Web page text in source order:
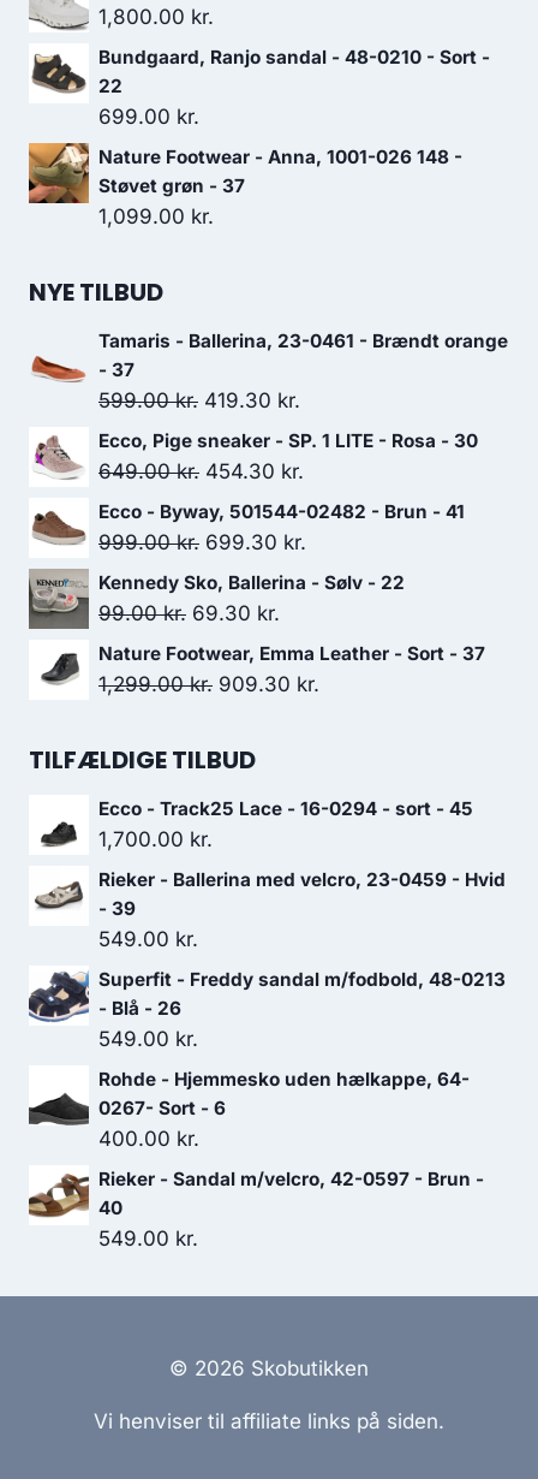
1,800.00 kr.
Bundgaard, Ranjo sandal - 48-0210 - Sort -
22
699.00 kr.
Nature Footwear - Anna, 1001-026 148 -
Støvet grøn - 37
1,099.00 kr.
NYE TILBUD
Tamaris - Ballerina, 23-0461 - Brændt orange
- 37
599.00kr. Den
oprindelige
pris
599.00 kr..
419.30 kr.
aktuelle
Ecco, Pige sneaker - SP. 1 LITE - Rosa - 30
649.00kr. Den
oprindelige
pris
649.00 kr..
454.30 kr.
aktuelle
Ecco - Byway, 501544-02482 - Brun - 41
999.00kr. Den
oprindelige
pris
999.00 kr..
699.30 kr.
aktuelle
Kennedy Sko, Ballerina - Sølv - 22
99.00kr. Den
oprindelige
pris
69.30 kr.
aktuelle
pris
Nature Footwear, Emma Leather - Sort - 37
1,299.00kr. Den
pris
1,299.00 kr..
909.30 kr.
909.30 kr..
TILFÆLDIGE TILBUD
Ecco - Track25 Lace - 16-0294 - sort - 45
1,700.00 kr.
Rieker - Ballerina med velcro, 23-0459 - Hvid
- 39
549.00 kr.
Superfit - Freddy sandal m/fodbold, 48-0213
- Blå - 26
549.00 kr.
Rohde - Hjemmesko uden hælkappe, 64-
0267- Sort - 6
400.00 kr.
Rieker - Sandal m/velcro, 42-0597 - Brun -
40
549.00 kr.
© 2026 Skobutikken
Vi henviser til affiliate links på siden.